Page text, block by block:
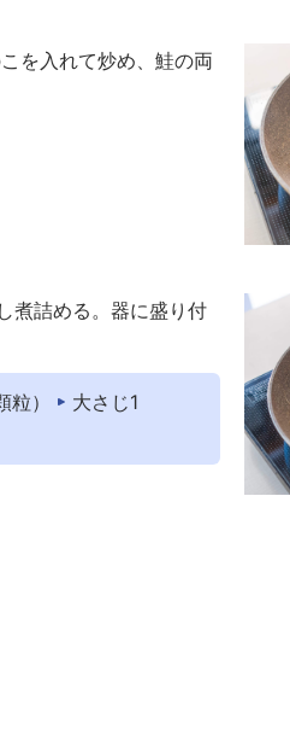
を入れて炒め、鮭の両
煮詰める。器に盛り付
）
大さじ1